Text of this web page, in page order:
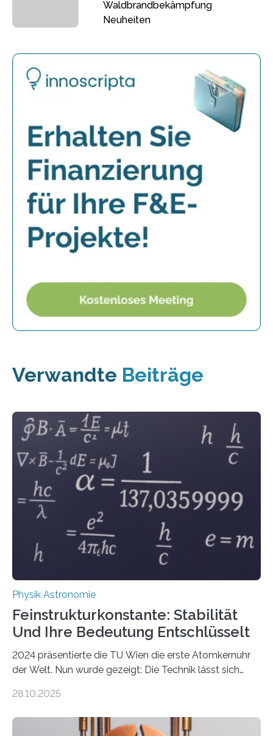
Waldbrandbekämpfung
Neuheiten
Verwandte Beiträge
Physik Astronomie
Feinstrukturkonstante: Stabilität
Und Ihre Bedeutung Entschlüsselt
2024 präsentierte die TU Wien die erste Atomkernuhr
der Welt. Nun wurde gezeigt: Die Technik lässt sich
fundamentalen Physik nachzugehen. Thorium-
Messungen verwenden. Das hatte man jahrzehntelang
28.10.2025